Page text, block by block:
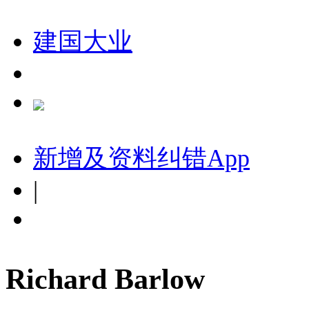
建国大业
新增及资料纠错App
|
Richard Barlow